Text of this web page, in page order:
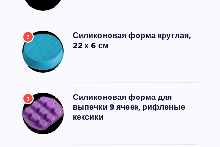
2
Силиконовая форма круглая,
22 х 6 см
3
Силиконовая форма для
выпечки 9 ячеек, рифленые
кексики